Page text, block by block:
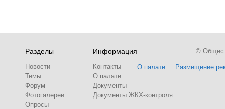
Разделы
Новости
Темы
Форум
Фотогалереи
Опросы
Информация
Контакты
О палате
Документы
Документы ЖКХ-контроля
О палате Размещение
©